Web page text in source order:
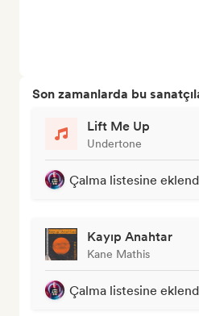
Son zamanlarda bu
Lift Me Up
Undertone
Çalma listesine
Kayıp Anahtar
Kane Mathis
Çalma listesine